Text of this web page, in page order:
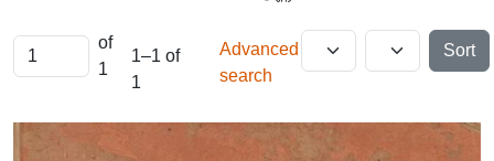
of
1
1–1 of
1
Advanced
search
Sort